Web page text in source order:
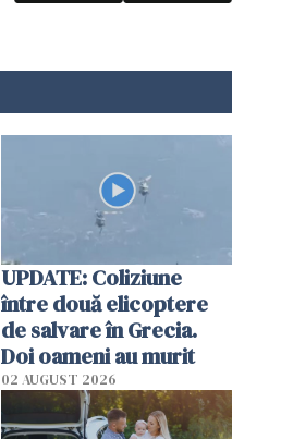
UPDATE: Coliziune
între două elicoptere
de salvare în Grecia.
Doi oameni au murit
02 AUGUST 2026